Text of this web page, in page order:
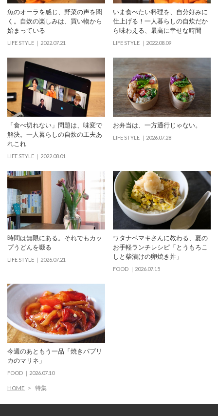
魚のオーラを感じ、野菜の声を聞
く。自炊の楽しみは、買い物から
始まっている
LIFE STYLE 2022.07.21
いま食べたい料理を、自分好みに
仕上げる！一人暮らしの自炊だか
ら味わえる、最高に幸せな時間
LIFE STYLE 2022.08.09
「食べ切れない」問題は、味変で
解決。一人暮らしの自炊の工夫あ
れこれ
LIFE STYLE 2022.08.01
お弁当は、一方通行じゃない。
LIFE STYLE 2026.07.28
時間は無限にある。それでもカッ
プうどんを啜る
LIFE STYLE 2026.07.21
ワタナベマキさんに教わる、夏の
お手軽ランチレシピ「とうもろこ
しと柴漬けの卵焼き丼」
FOOD 2026.07.15
今週のあともう一品「焼きパプリ
カのマリネ」
FOOD 2026.07.10
HOME 特集